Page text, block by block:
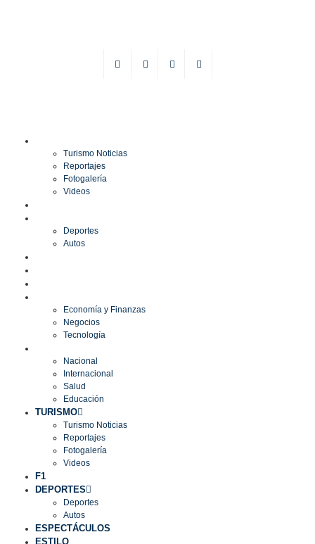
Turismo Noticias
Reportajes
Fotogalería
Videos
Deportes
Autos
Economía y Finanzas
Negocios
Tecnología
Nacional
Internacional
Salud
Educación
TURISMO
Turismo Noticias
Reportajes
Fotogalería
Videos
F1
DEPORTES
Deportes
Autos
ESPECTÁCULOS
ESTILO